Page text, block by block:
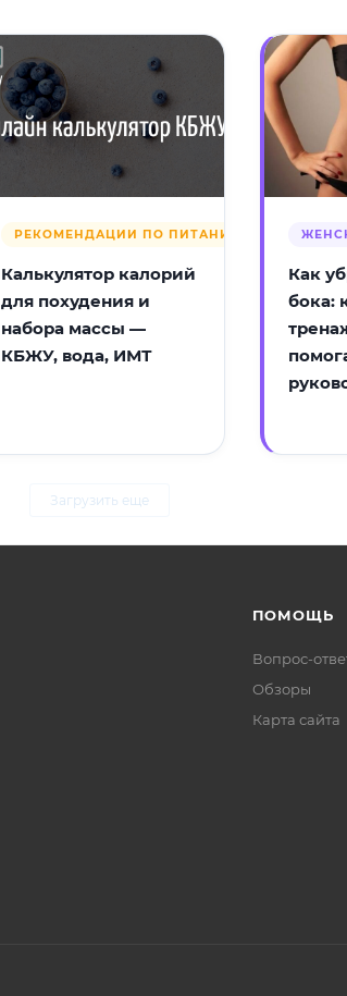
РЕКОМЕНДАЦИИ ПО ПИТАНИЮ
Калькулятор калорий
для похудения и
набора массы —
КБЖУ, вода, ИМТ
Как
бока:
Загрузить еще
ПОМОЩЬ
Вопрос-
Обзоры
Карта сайта